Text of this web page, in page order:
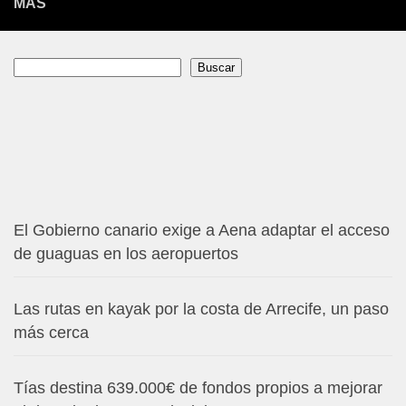
MÁS
Buscar
El Gobierno canario exige a Aena adaptar el acceso
de guaguas en los aeropuertos
Las rutas en kayak por la costa de Arrecife, un paso
más cerca
Tías destina 639.000€ de fondos propios a mejorar